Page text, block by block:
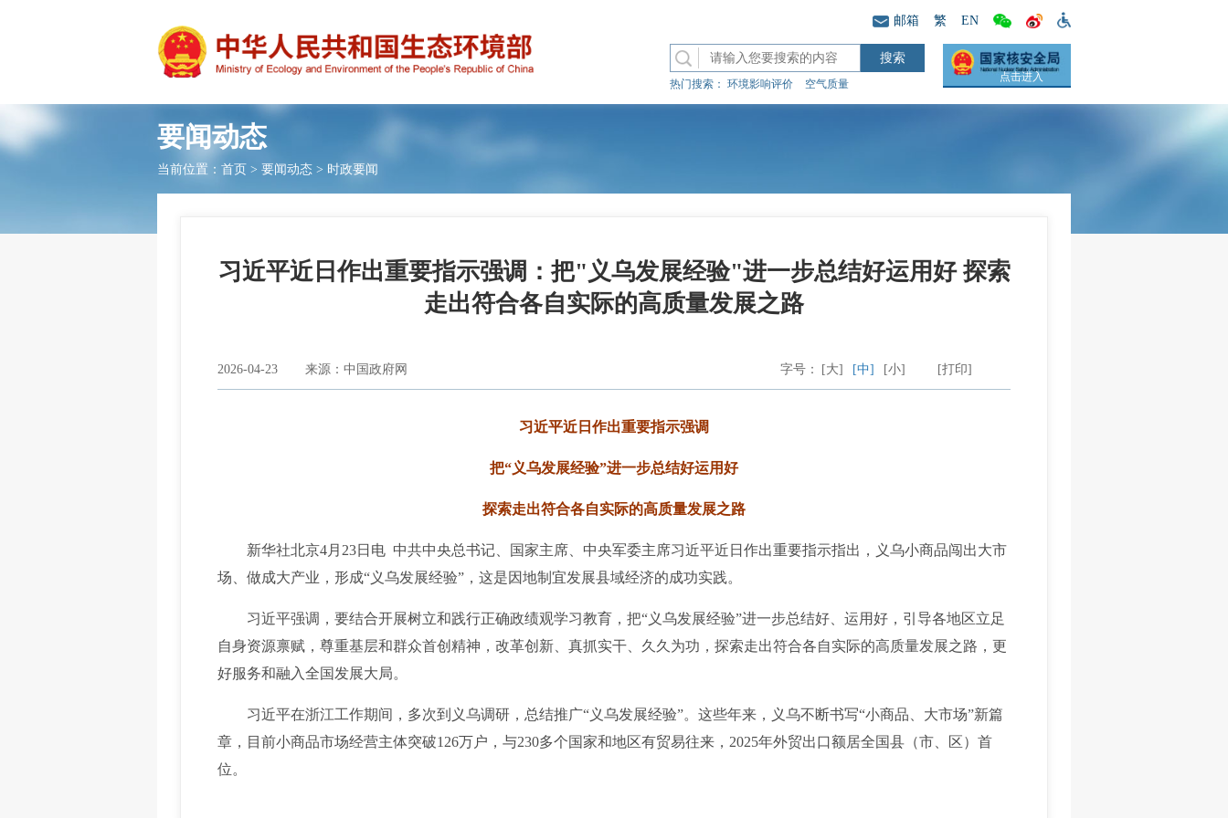
邮箱 繁 EN
热门搜索： 环境影响评价 空气质量
点击进入
要闻动态
当前位置： 首页 > 要闻动态 > 时政要闻
习近平近日作出重要指示强调：把"义乌发展经验"进一步总结好运用好 探索
走出符合各自实际的高质量发展之路
2026-04-23 来源：中国政府网 [打印]
字号： [大] [中] [小]
习近平近日作出重要指示强调
把“义乌发展经验”进一步总结好运用好
探索走出符合各自实际的高质量发展之路
新华社北京4月23日电 中共中央总书记、国家主席、中央军委主席习近平近日作出重要指示指出，义乌小商品闯出大市
场、做成大产业，形成“义乌发展经验”，这是因地制宜发展县域经济的成功实践。
习近平强调，要结合开展树立和践行正确政绩观学习教育，把“义乌发展经验”进一步总结好、运用好，引导各地区立足
自身资源禀赋，尊重基层和群众首创精神，改革创新、真抓实干、久久为功，探索走出符合各自实际的高质量发展之路，更
好服务和融入全国发展大局。
习近平在浙江工作期间，多次到义乌调研，总结推广“义乌发展经验”。这些年来，义乌不断书写“小商品、大市场”新篇
章，目前小商品市场经营主体突破126万户，与230多个国家和地区有贸易往来，2025年外贸出口额居全国县（市、区）首
位。